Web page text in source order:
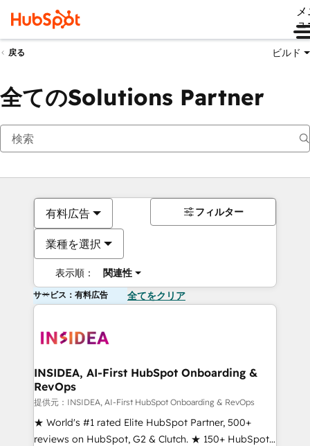
ュ
戻る ビルド
全てのSolutions Partner
有料広告
業種を選択
表示順： 関連性
フィルター
サービス：有料広告 全てをクリア
INSIDEA, AI-First HubSpot Onboarding &
RevOps
提供元：INSIDEA, AI-First HubSpot Onboarding & RevOps
★ World's #1 rated Elite HubSpot Partner, 500+
reviews on HubSpot, G2 & Clutch. ★ 150+ HubSpot